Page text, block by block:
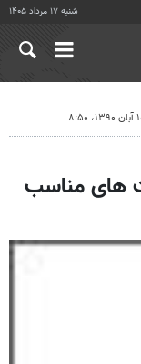
شنبه ۱۷ مرداد ۱۴۰۵
۸:۵۰
های مناسب